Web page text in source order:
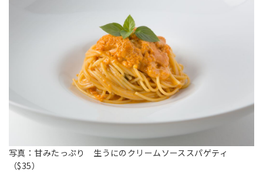
写真：甘みたっぷり 生うにのクリームソーススパゲティ
（$35）